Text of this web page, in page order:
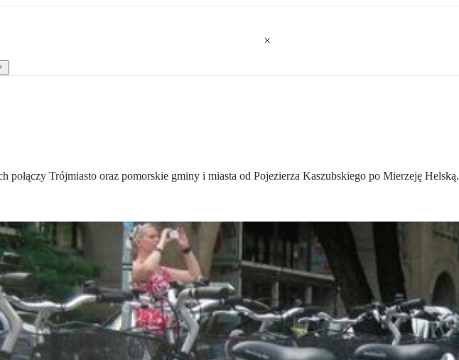
Trójmiasto oraz pomorskie gminy i miasta od Pojezierza Kaszubskiego po Mierzeję Helską.